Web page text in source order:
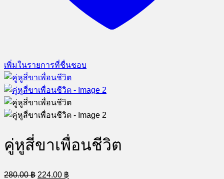
เพิ่มในรายการที่ชื่นชอบ
คู่หูสี่ขาเพื่อนชีวิต
280.00฿ Original
224.00 ฿